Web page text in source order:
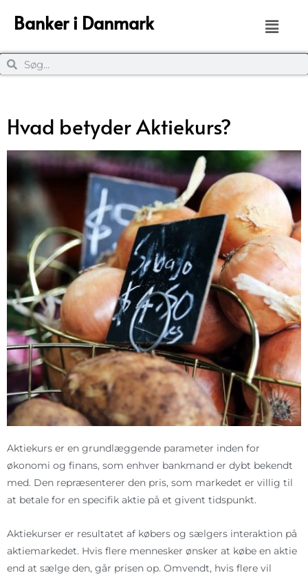
Banker i Danmark
Hvad betyder Aktiekurs?
Aktiekurs er en grundlæggende parameter inden for
økonomi og finans, som enhver bankmand er dybt bekendt
med. Den repræsenterer den pris, som markedet er villig til
at betale for en specifik aktie på et givent tidspunkt.
Aktiekurser er resultatet af købers og sælgers interaktion på
aktiemarkedet. Hvis flere mennesker ønsker at købe en aktie
end at sælge den, går prisen op. Omvendt, hvis flere vil